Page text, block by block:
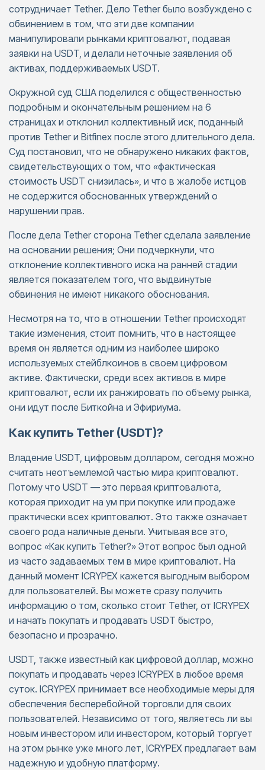
сотрудничает Tether. Дело Tether было возбуждено с
обвинением в том, что эти две компании
манипулировали рынками криптовалют, подавая
заявки на USDT, и делали неточные заявления об
активах, поддерживаемых USDT.
Окружной суд США поделился с общественностью
подробным и окончательным решением на 6
страницах и отклонил коллективный иск, поданный
против Tether и Bitfinex после этого длительного дела.
Суд постановил, что не обнаружено никаких фактов,
свидетельствующих о том, что «фактическая
стоимость USDT снизилась», и что в жалобе истцов
не содержится обоснованных утверждений о
нарушении прав.
После дела Tether сторона Tether сделала заявление
на основании решения; Они подчеркнули, что
отклонение коллективного иска на ранней стадии
является показателем того, что выдвинутые
обвинения не имеют никакого обоснования.
Несмотря на то, что в отношении Tether происходят
такие изменения, стоит помнить, что в настоящее
время он является одним из наиболее широко
используемых стейблкоинов в своем цифровом
активе. Фактически, среди всех активов в мире
криптовалют, если их ранжировать по объему рынка,
они идут после Биткойна и Эфириума.
Как купить Tether (USDT)?
Владение USDT, цифровым долларом, сегодня можно
считать неотъемлемой частью мира криптовалют.
Потому что USDT — это первая криптовалюта,
которая приходит на ум при покупке или продаже
практически всех криптовалют. Это также означает
своего рода наличные деньги. Учитывая все это,
вопрос «Как купить Tether?» Этот вопрос был одной
из часто задаваемых тем в мире криптовалют. На
данный момент ICRYPEX кажется выгодным выбором
для пользователей. Вы можете сразу получить
информацию о том, сколько стоит Tether, от ICRYPEX
и начать покупать и продавать USDT быстро,
безопасно и прозрачно.
USDT, также известный как цифровой доллар, можно
покупать и продавать через ICRYPEX в любое время
суток. ICRYPEX принимает все необходимые меры для
обеспечения бесперебойной торговли для своих
пользователей. Независимо от того, являетесь ли вы
новым инвестором или инвестором, который торгует
на этом рынке уже много лет, ICRYPEX предлагает вам
надежную и удобную платформу.